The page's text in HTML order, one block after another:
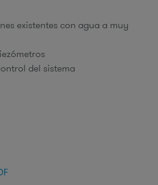
existentes con agua a muy
del sistema